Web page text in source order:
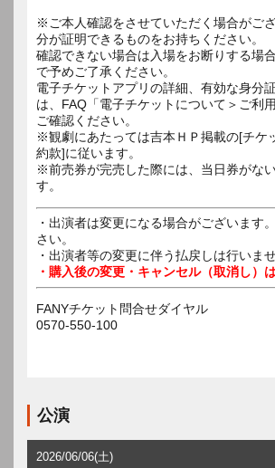
※ご本人確認をさせていただく場合がご
分が証明できるものをお持ちください。
確認できない場合は入場をお断りする場
で予めご了承ください。
電子チケットアプリの詳細、有効な身分
は、FAQ「電子チケットについて＞ご利
ご確認ください。
※観劇にあたっては吉本ＨＰ掲載の[チケ
約款]に従います。
※前売券が完売した際には、当日券がな
す。
・出演者は変更になる場合がございます
さい。
・出演者等の変更に伴う払戻しは行いませ
・購入後の変更・キャンセル（取消し）
FANYチケット問合せダイヤル
0570-550-100
公演
2026/06/06(土)